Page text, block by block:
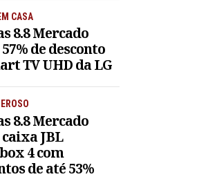
CASA
8.8 Mercado
de desconto
TV UHD da LG
8.8 Mercado
JBL
4 com
de até 53%